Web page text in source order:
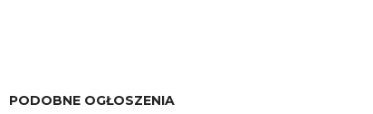
PODOBNE OGŁOSZENIA